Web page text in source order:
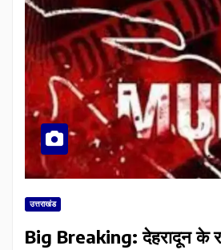
उत्तराखंड
Big Breaking: देहरादून के